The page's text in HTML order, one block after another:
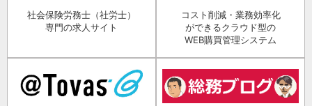
社会保険労務士（社労士）
専門の求人サイト
コスト削減・業務効率化
ができるクラウド型の
WEB購買管理システム